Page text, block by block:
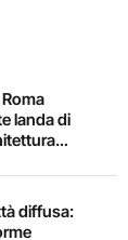
landa di
diffusa: